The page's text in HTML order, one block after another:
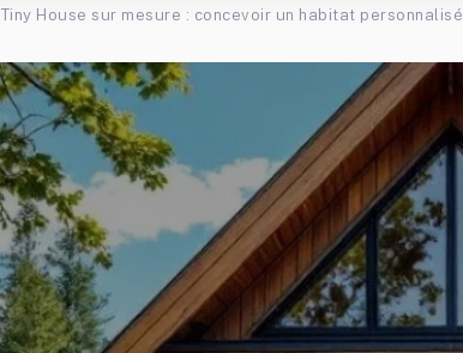
Tiny House sur mesure : concevoir un habitat personnalisé